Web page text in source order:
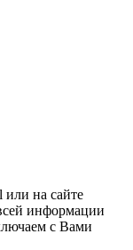
или на сайте
информации
с Вами